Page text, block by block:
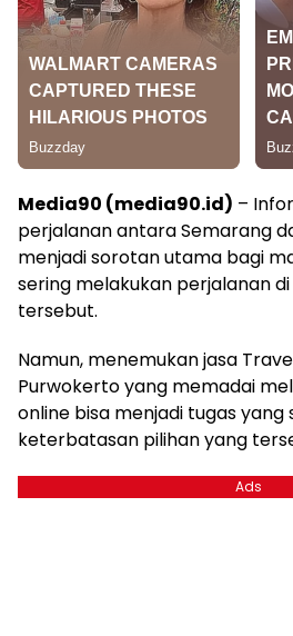
Media90 (media90.id) –
perjalanan antara Semarang
menjadi sorotan utama bagi
sering melakukan perjalanan
tersebut.
Namun, menemukan jasa
Purwokerto yang memadai
online bisa menjadi tugas yang
keterbatasan pilihan yang
Ads